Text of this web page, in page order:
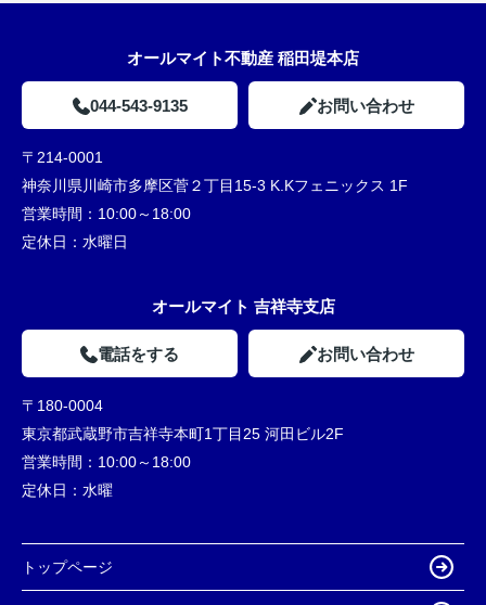
オールマイト不動産 稲田堤本店
044-543-9135 お問い合わせ
〒214-0001
神奈川県川崎市多摩区菅２丁目15-3 K.Kフェニックス 1F
営業時間： 10:00～18:00
定休日： 水曜日
オールマイト 吉祥寺支店
電話をする お問い合わせ
〒180-0004
東京都武蔵野市吉祥寺本町1丁目25 河田ビル2F
営業時間： 10:00～18:00
定休日： 水曜
トップページ